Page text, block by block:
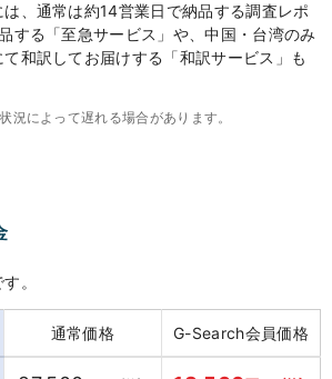
、通常は約14営業日で納品する調査レポ
する「至急サービス」や、中国・台湾のみ
和訳してお届けする「和訳サービス」も
況によって遅れる場合があります。
。
通常価格 G-Search会員価格